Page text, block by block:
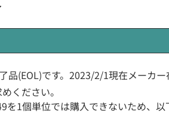
品(EOL)です。2023/2/1現在メーカ
ください。
を1個単位では購入できないため、以